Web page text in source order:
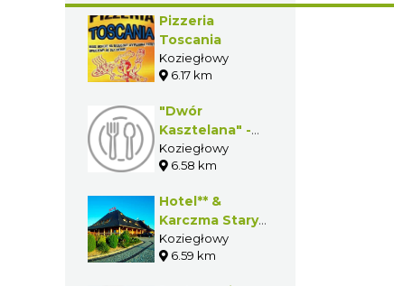
Pizzeria
Toscania
Koziegłowy
6.17 km
"Dwór
Kasztelana" -
Koziegłowy
Koziegłowy
6.58 km
Hotel** &
Karczma Stary
Młyn w
Koziegłowach
Koziegłowy
6.59 km